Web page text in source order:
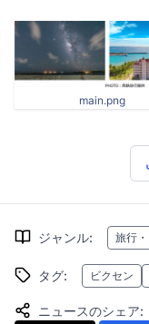
main.png
ジャンル: 旅行
タグ: ビクセン
ニュースのシェア: